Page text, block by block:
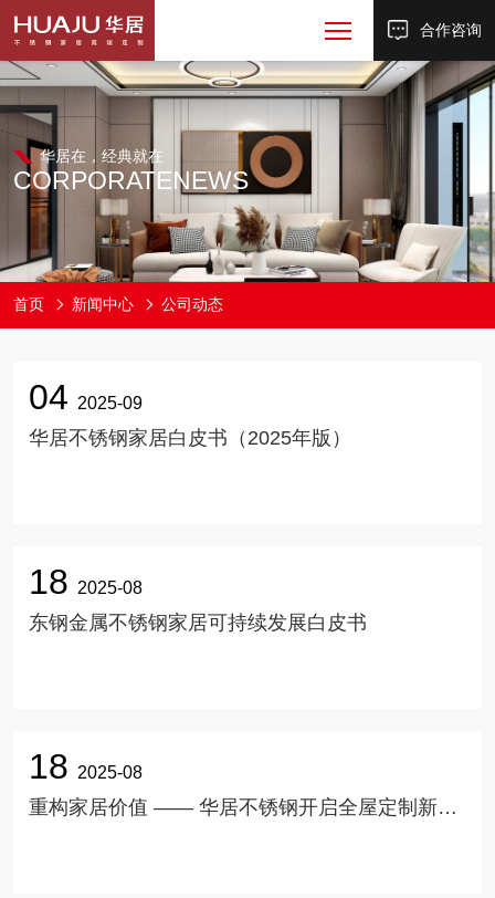
合作咨询
华居在，经典就在
CORPORATENEWS
首页 新闻中心 公司动态
04 2025-09
华居不锈钢家居白皮书（2025年版）
18 2025-08
东钢金属不锈钢家居可持续发展白皮书
18 2025-08
重构家居价值 —— 华居不锈钢开启全屋定制新蓝海